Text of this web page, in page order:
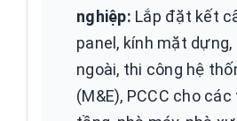
nghiệp: Lắp đặt kết
panel, kính mặt
ngoài, thi công hệ
(M&E), PCCC cho